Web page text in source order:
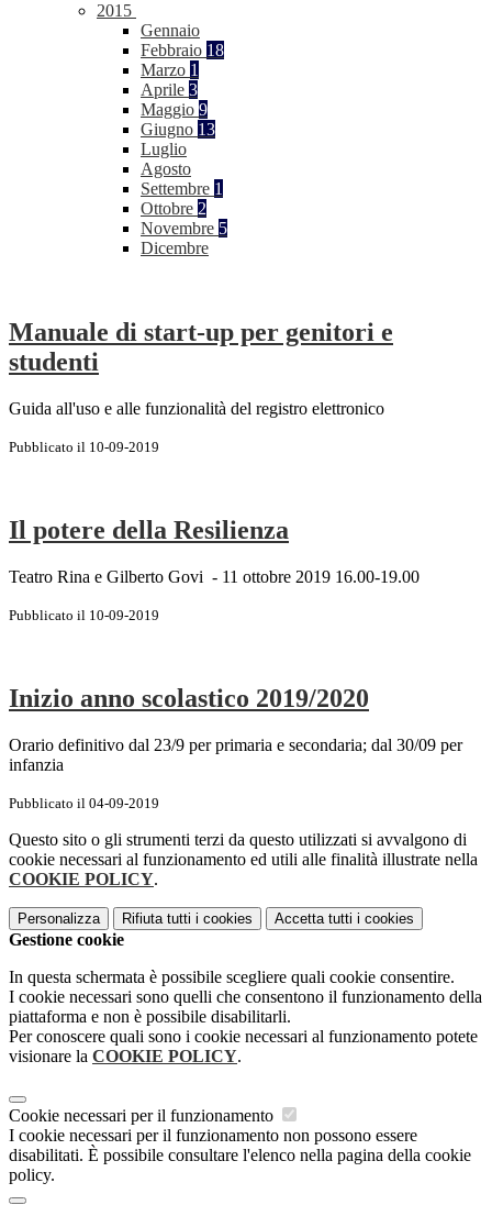
2015
Gennaio
Febbraio 18
Marzo 1
Aprile 3
Maggio 9
Giugno 13
Luglio
Agosto
Settembre 1
Ottobre 2
Novembre 5
Dicembre
Manuale di start-up per genitori e
studenti
Guida all'uso e alle funzionalità del registro elettronico
Pubblicato il 10-09-2019
Il potere della Resilienza
Teatro Rina e Gilberto Govi - 11 ottobre 2019 16.00-19.00
Pubblicato il 10-09-2019
Inizio anno scolastico 2019/2020
Orario definitivo dal 23/9 per primaria e secondaria; dal 30/09 per
infanzia
Pubblicato il 04-09-2019
Questo sito o gli strumenti terzi da questo utilizzati si avvalgono di
cookie necessari al funzionamento ed utili alle finalità illustrate nella
COOKIE POLICY.
Personalizza Rifiuta tutti i cookies Accetta tutti i cookies
Gestione cookie
In questa schermata è possibile scegliere quali cookie consentire.
I cookie necessari sono quelli che consentono il funzionamento della
piattaforma e non è possibile disabilitarli.
Per conoscere quali sono i cookie necessari al funzionamento potete
visionare la COOKIE POLICY.
Cookie necessari per il funzionamento
I cookie necessari per il funzionamento non possono essere
disabilitati. È possibile consultare l'elenco nella pagina della cookie
policy.